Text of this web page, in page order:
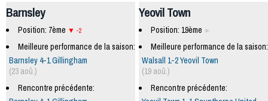
Yeovil Town
Position: 19ème
Meilleure performance de la saison:
Walsall 1-2 Yeovil Town
(19 aoû.)
Rencontre précédente:
Barnsley
Position: 7ème -2
Meilleure performance de la saison:
Barnsley 4-1 Gillingham
(23 aoû.)
Rencontre précédente: